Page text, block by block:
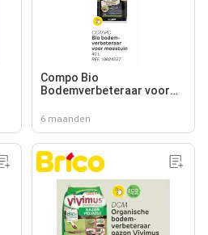
Compo Bio
Bodemverbeteraar voor
6 maanden